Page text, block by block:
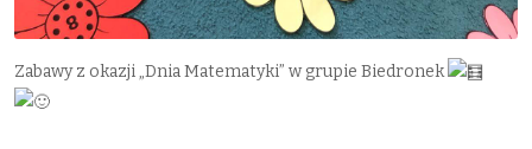
Zabawy z okazji „Dnia Matematyki” w grupie Biedronek